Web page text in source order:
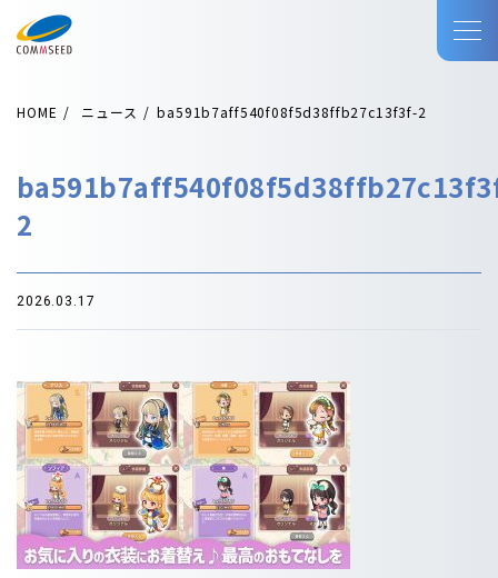
HOME ニュース ba591b7aff540f08f5d38ffb27c13f3f-2
2
2026.03.17